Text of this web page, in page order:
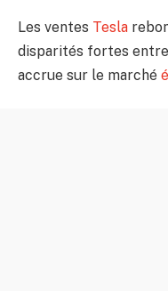
Les ventes Tesla
disparités fortes
accrue sur le marché